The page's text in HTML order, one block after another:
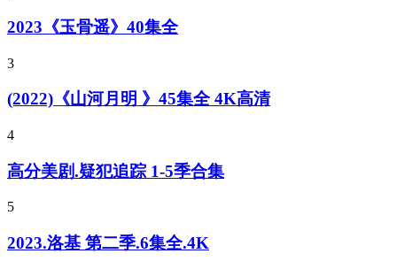
2023《玉骨遥》40集全
3
(2022)《山河月明 》45集全 4K高清
4
高分美剧.疑犯追踪 1-5季合集
5
2023.洛基 第二季.6集全.4K